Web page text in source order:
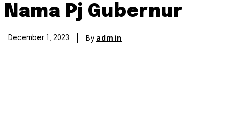
Nama Pj Gubernur
December 1, 2023 By admin